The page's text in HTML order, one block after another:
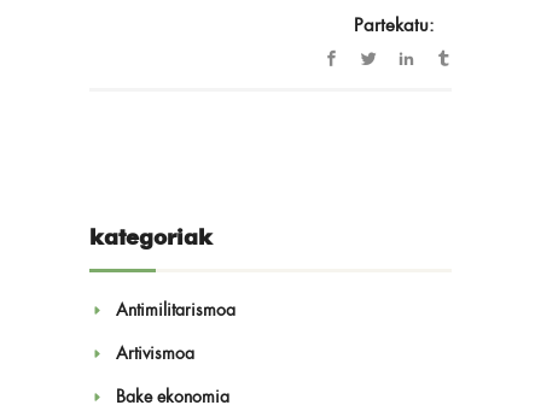
Partekatu:
kategoriak
Antimilitarismoa
Artivismoa
Bake ekonomia